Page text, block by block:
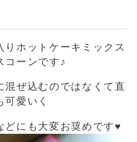
ホットケーキミックス
コーンです♪
混ぜ込むのではなくて直
愛いく
どにも大変お奨めです♥